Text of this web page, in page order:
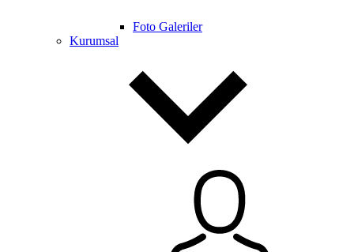
Foto Galeriler
Kurumsal